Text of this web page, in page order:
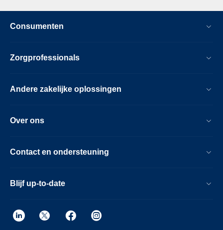
Consumenten
Zorgprofessionals
Andere zakelijke oplossingen
Over ons
Contact en ondersteuning
Blijf up-to-date